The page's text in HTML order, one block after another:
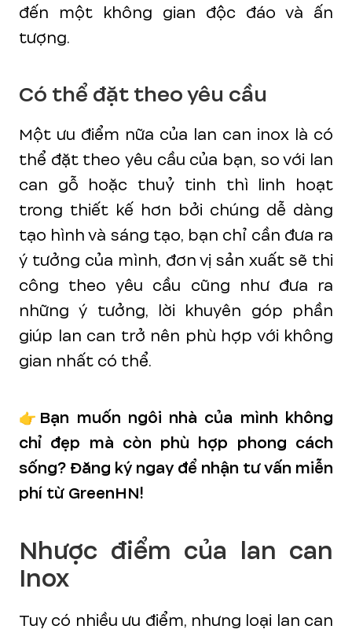
đến một không gian độc đáo và ấn
tượng.
Có thể đặt theo yêu cầu
Một ưu điểm nữa của lan can inox là có
thể đặt theo yêu cầu của bạn, so với lan
can gỗ hoặc thuỷ tinh thì linh hoạt
trong thiết kế hơn bởi chúng dễ dàng
tạo hình và sáng tạo, bạn chỉ cần đưa ra
ý tưởng của mình, đơn vị sản xuất sẽ thi
công theo yêu cầu cũng như đưa ra
những ý tưởng, lời khuyên góp phần
giúp lan can trở nên phù hợp với không
gian nhất có thể.
👉Bạn muốn ngôi nhà của mình không
chỉ đẹp mà còn phù hợp phong cách
sống? Đăng ký ngay để nhận tư vấn miễn
phí từ GreenHN!
Nhược điểm của lan can
Inox
Tuy có nhiều ưu điểm, nhưng loại lan can